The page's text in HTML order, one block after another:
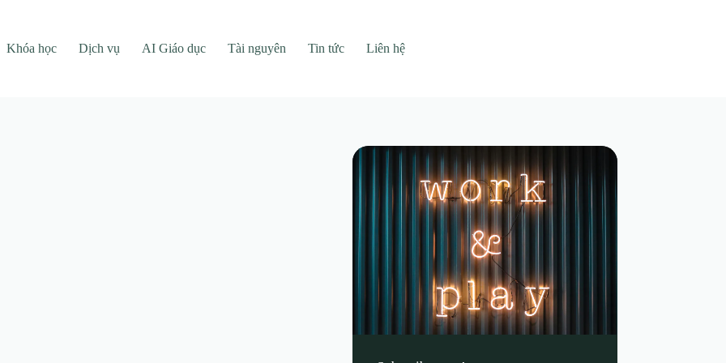
Khóa học Dịch vụ AI Giáo dục Tài nguyên Tin tức Liên hệ